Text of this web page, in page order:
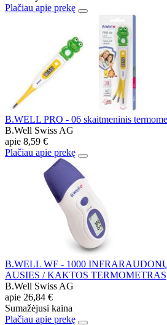
Plačiau apie prekę
B.WELL PRO - 06 skaitmeninis
B.Well Swiss AG
apie 8,59 €
Plačiau apie prekę
B.WELL WF - 1000
AUSIES / KAKTOS TERMOMETRAS
B.Well Swiss AG
apie 26,84 €
Sumažėjusi kaina
Plačiau apie prekę